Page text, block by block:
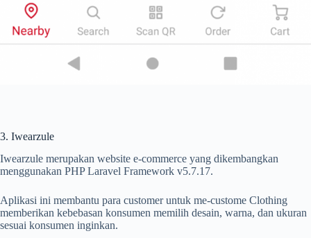
3. Iwearzule
Iwearzule merupakan website e-commerce yang dikembangkan
menggunakan PHP Laravel Framework v5.7.17.
Aplikasi ini membantu para customer untuk me-custome Clothing
memberikan kebebasan konsumen memilih desain, warna, dan ukuran
sesuai konsumen inginkan.